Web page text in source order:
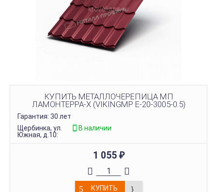
КУПИТЬ МЕТАЛЛОЧЕРЕПИЦА МП
ЛАМОНТЕРРА-X (VIKINGMP E-20-3005-0.5)
Гарантия: 30 лет
Щербинка, ул.
Южная, д.10:
В наличии
1 055 ₽
КУПИТЬ